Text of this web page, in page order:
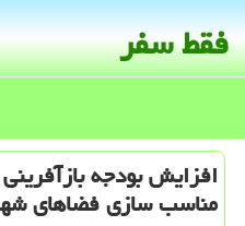
فقط سفر
افزایش بودجه
مناسب سازی فضاهای